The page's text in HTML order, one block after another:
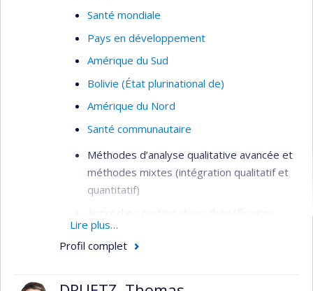
Santé mondiale
Pays en développement
Amérique du Sud
Bolivie (État plurinational de)
Amérique du Nord
Santé communautaire
Méthodes d’analyse qualitative avancée et
méthodes mixtes (intégration qualitatif et
quantitatif)
Approches participatives (bénéficiaires,
intervenant.es, gestionnaires, citoyens) en
évaluation de programmes et
développement communautaire)
Lire plus…
Profil complet